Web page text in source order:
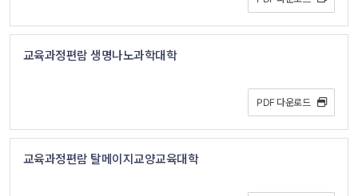
교육과정편람 생명나노과학대학
PDF 다운로드
교육과정편람 탈메이지교양교육대학